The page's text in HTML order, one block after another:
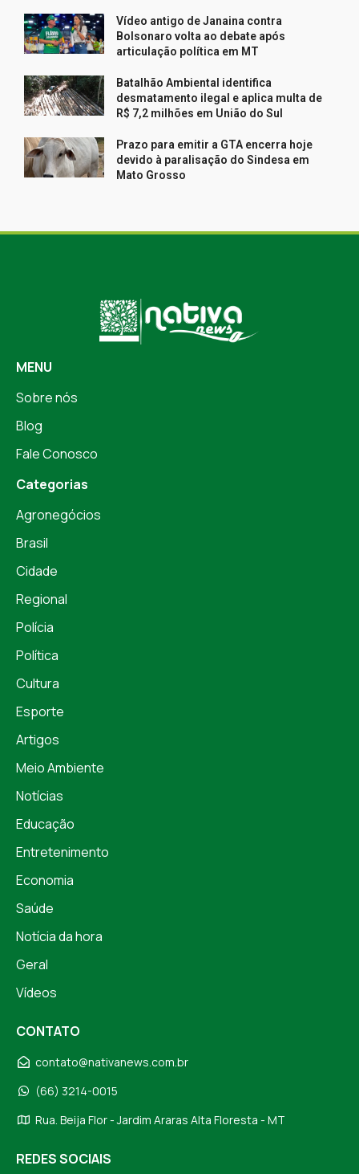
Vídeo antigo de Janaina contra
Bolsonaro volta ao debate após
articulação política em MT
Batalhão Ambiental identifica
desmatamento ilegal e aplica multa de
R$ 7,2 milhões em União do Sul
Prazo para emitir a GTA encerra hoje
devido à paralisação do Sindesa em
Mato Grosso
MENU
Sobre nós
Blog
Fale Conosco
Categorias
Agronegócios
Brasil
Cidade
Regional
Polícia
Política
Cultura
Esporte
Artigos
Meio Ambiente
Notícias
Educação
Entretenimento
Economia
Saúde
Notícia da hora
Geral
Vídeos
CONTATO
contato@nativanews.com.br
(66) 3214-0015
Rua. Beija Flor - Jardim Araras Alta Floresta - MT
REDES SOCIAIS